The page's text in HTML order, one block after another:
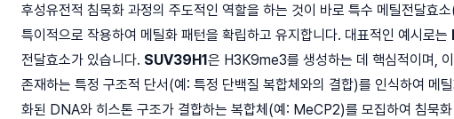
후성유전적 침묵화 과정의 주도적인 역할을 하는 것이 바로 특수 메틸전달
특이적으로 작용하여 메틸화 패턴을 확립하고 유지합니다. 대표적인 예시로는
전달효소가 있습니다. SUV39H1은 H3K9me3를 생성하는 데 핵심적이며,
존재하는 특정 구조적 단서(예: 특정 단백질 복합체와의 결합)를 인식하여 메
화된 DNA와 히스톤 구조가 결합하는 복합체(예: MeCP2)를 모집하여 침묵